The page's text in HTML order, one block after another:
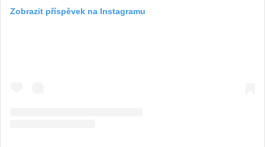
Zobrazit příspěvek na Instagramu